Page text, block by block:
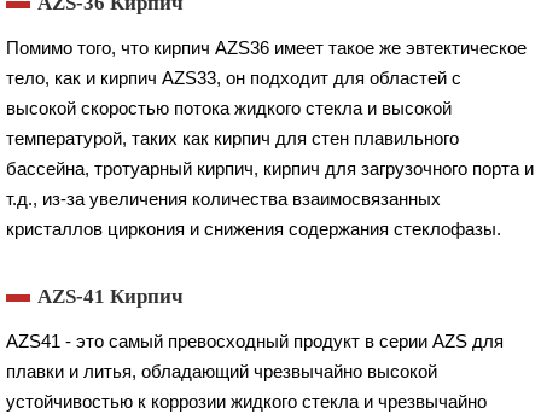
Помимо того, что кирпич AZS36 имеет такое же эвтектическое
тело, как и кирпич AZS33, он подходит для областей с
высокой скоростью потока жидкого стекла и высокой
температурой, таких как кирпич для стен плавильного
бассейна, тротуарный кирпич, кирпич для загрузочного порта и
т.д., из-за увеличения количества взаимосвязанных
кристаллов циркония и снижения содержания стеклофазы.
AZS-41 Кирпич
AZS41 - это самый превосходный продукт в серии AZS для
плавки и литья, обладающий чрезвычайно высокой
устойчивостью к коррозии жидкого стекла и чрезвычайно